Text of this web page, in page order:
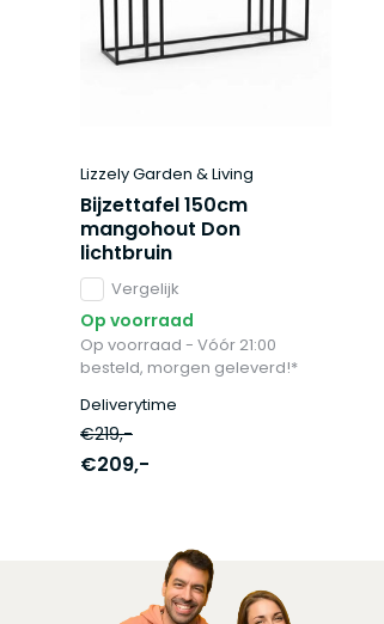
Lizzely Garden & Living
Bijzettafel 150cm
mangohout Don
lichtbruin
Vergelijk
Op voorraad
Op voorraad - Vóór 21:00
besteld, morgen geleverd!*
Deliverytime
€219,-
€209,-